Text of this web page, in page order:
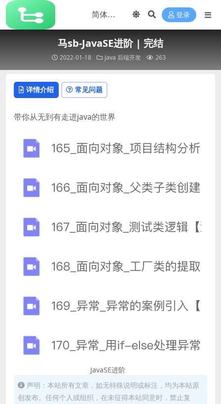
登录
马sb-JavaSE进阶 | 完结
2022-01-18 Java 后端开发 263
详情介绍 常见问题
带你从无到有走进java的世界
JavaSE进阶
声明：本站所有文章，如无特殊说明或标注，均为本站原
创发布。任何个人或组织，在未征得本站同意时，禁止复